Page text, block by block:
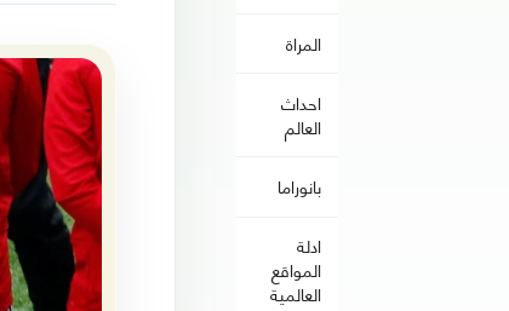
المراة
احداث
العالم
بانوراما
ادلة
المواقع
العالمية